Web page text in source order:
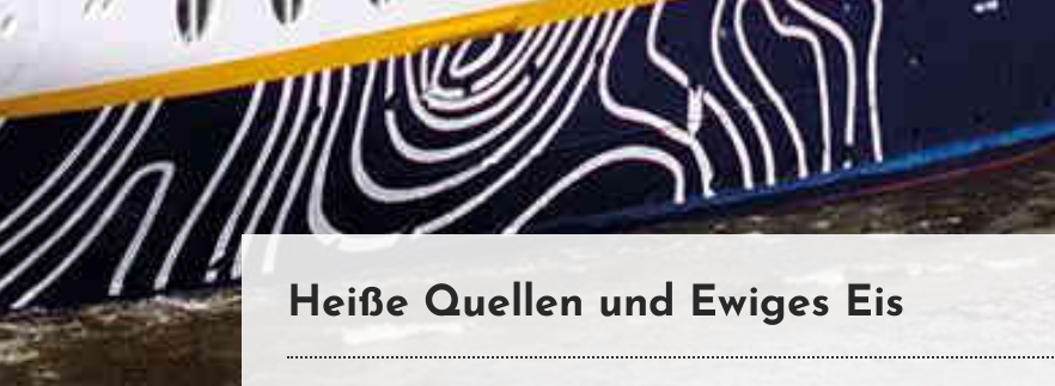
Heiße Quellen und Ewiges Eis